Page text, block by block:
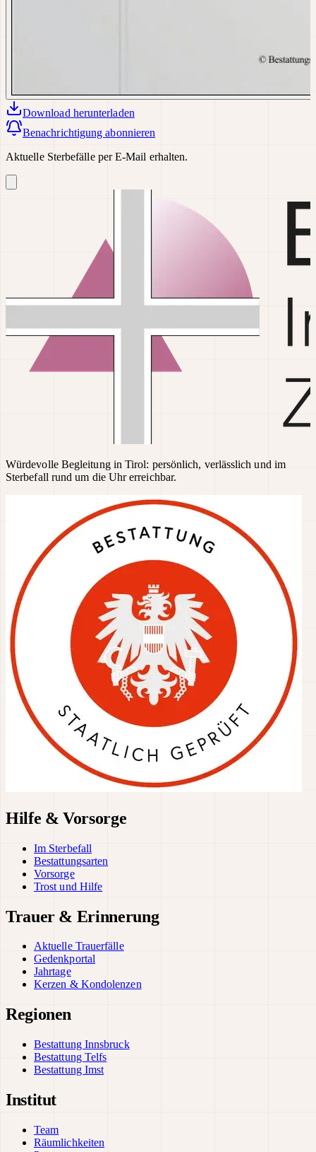
Download herunterladen
Benachrichtigung abonnieren
Aktuelle Sterbefälle per E-Mail erhalten.
Würdevolle Begleitung in Tirol: persönlich, verlässlich und im
Sterbefall rund um die Uhr erreichbar.
Hilfe & Vorsorge
Im Sterbefall
Bestattungsarten
Vorsorge
Trost und Hilfe
Trauer & Erinnerung
Aktuelle Trauerfälle
Gedenkportal
Jahrtage
Kerzen & Kondolenzen
Regionen
Bestattung Innsbruck
Bestattung Telfs
Bestattung Imst
Institut
Team
Räumlichkeiten